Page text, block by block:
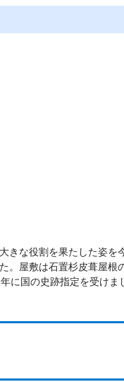
な役割を果たした姿を
。屋敷は石置杉皮葺屋根
に国の史跡指定を受けま